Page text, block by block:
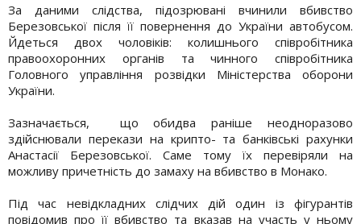
За даними слідства, підозрювані вчинили вбивство
Березовської після її повернення до України автобусом.
Йдеться двох чоловіків: колишнього співробітника
правоохоронних органів та чинного співробітника
Головного управління розвідки Міністерства оборони
України.
Зазначається, що обидва раніше неодноразово
здійснювали перекази на крипто- та банківські рахунки
Анастасії Березовської. Саме тому їх перевіряли на
можливу причетність до замаху на вбивство в Монако.
Під час невідкладних слідчих дій один із фігурантів
повідомив про її вбивство та вказав на участь у ньому